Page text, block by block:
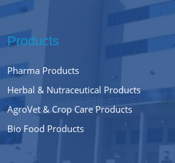
Products
Pharma Products
Herbal & Nutraceutical Products
AgroVet & Crop Care Products
Bio Food Products